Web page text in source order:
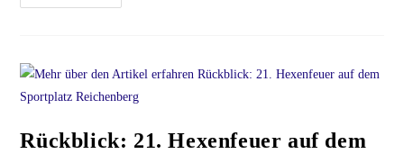
Rückblick: 21. Hexenfeuer auf dem